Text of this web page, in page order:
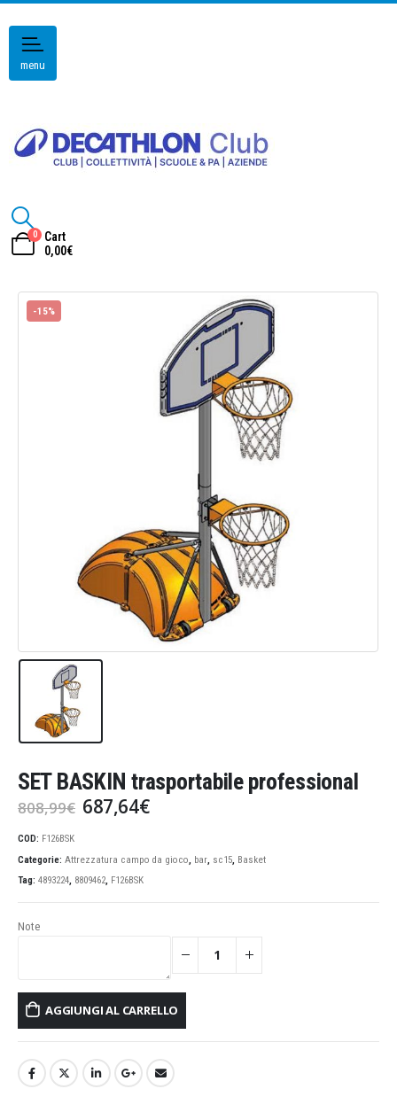
menu
0
Cart
0,00€
-15%
SET BASKIN trasportabile professional
808,99€ Il
prezzo
era:
808,99€.
687,64€Il
è:
COD: F126BSK
Categorie: Attrezzatura campo da gioco, bar, sc15, Basket
Tag: 4893224, 8809462, F126BSK
Note
AGGIUNGI AL CARRELLO